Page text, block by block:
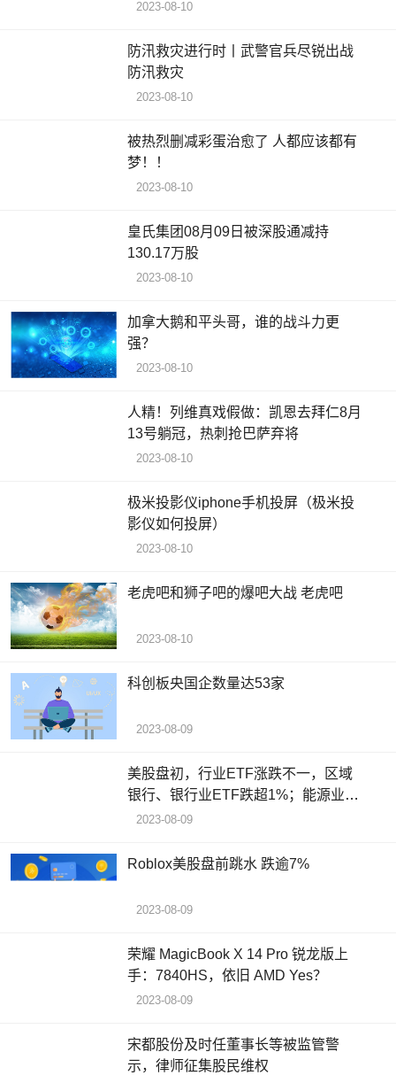
2023-08-10
防汛救灾进行时丨武警官兵尽锐出战
防汛救灾
2023-08-10
被热烈删减彩蛋治愈了 人都应该都有
梦！！
2023-08-10
皇氏集团08月09日被深股通减持
130.17万股
2023-08-10
加拿大鹅和平头哥，谁的战斗力更
强？
2023-08-10
人精！列维真戏假做：凯恩去拜仁8月
13号躺冠，热刺抢巴萨弃将
2023-08-10
极米投影仪iphone手机投屏（极米投
影仪如何投屏）
2023-08-10
老虎吧和狮子吧的爆吧大战 老虎吧
2023-08-10
科创板央国企数量达53家
2023-08-09
美股盘初，行业ETF涨跌不一，区域
银行、银行业ETF跌超1%；能源业
ETF涨0.8%，生物科技指数ETF涨
2023-08-09
Roblox美股盘前跳水 跌逾7%
2023-08-09
荣耀 MagicBook X 14 Pro 锐龙版上
手：7840HS，依旧 AMD Yes？
2023-08-09
宋都股份及时任董事长等被监管警
示，律师征集股民维权